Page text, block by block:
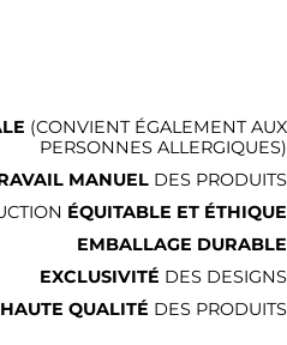
(CONVIENT ÉGALEMENT AUX
PERSONNES ALLERGIQUES)
MANUEL DES PRODUITS
ÉQUITABLE ET ÉTHIQUE
EMBALLAGE DURABLE
EXCLUSIVITÉ DES DESIGNS
QUALITÉ DES PRODUITS